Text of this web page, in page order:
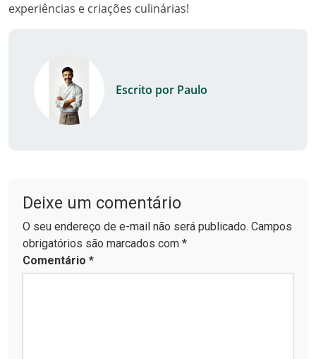
experiências e criações culinárias!
Escrito por Paulo
Deixe um comentário
O seu endereço de e-mail não será publicado. Campos
obrigatórios são marcados com *
Comentário *